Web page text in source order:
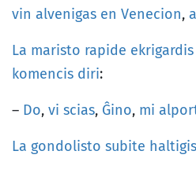
vin alvenigas en Venecion,
La maristo rapide ekrigardis
komencis diri:
– Do, vi scias, Ĝino, mi
La gondolisto subite haltigis